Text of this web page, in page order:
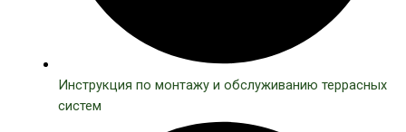
Инструкция по монтажу и обслуживанию террасных
систем